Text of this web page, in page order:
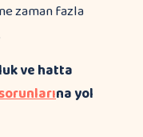
zaman fazla
ve hatta
na yol